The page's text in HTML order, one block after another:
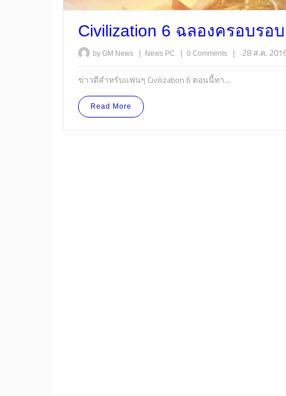
Civilization 6 ฉลองครอบรอ
by GM News | News PC | 0 Comments | 28 ส.ค.
ข่าวดีสำหรับแฟนๆ Civilization 6 ตอนนี้ทา…
Read More